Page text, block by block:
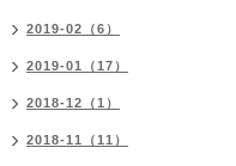
2019-02（6）
2019-01（17）
2018-12（1）
2018-11（11）